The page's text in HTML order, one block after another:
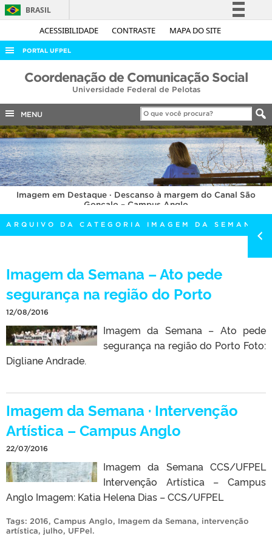
ACESSIBILIDADE CONTRASTE MAPA DO SITE
BRASIL
Simplifique!
Acesso à informação
Legislação
Canais
PORTAL UFPEL
ACESSO À INFORMAÇÃO
COBALTO
CONCURSOS
EDITAIS
INTERNACIONAL
OUVIDORIA
PORTARIAS
TELEFONES
Coordenação de Comunicação Social
Universidade Federal de Pelotas
MENU
Imagem em Destaque · Descanso à margem do Canal São
Gonçalo – Campus Anglo
ARQUIVO DA CATEGORIA IMAGEM DA SEMANA
Imagem da Semana – Ato pede
segurança na região do Porto
12/08/2016
Imagem da Semana – Ato pede
segurança na região do Porto Foto:
Digliane Andrade.
Imagem da Semana · Intervenção
Artística – Campus Anglo
22/07/2016
Imagem da Semana CCS/UFPEL
Intervenção Artística – Campus
Anglo Imagem: Katia Helena Dias – CCS/UFPEL
Tags: 2016, Campus Anglo, Imagem da Semana, intervenção
artística, julho, UFPel.